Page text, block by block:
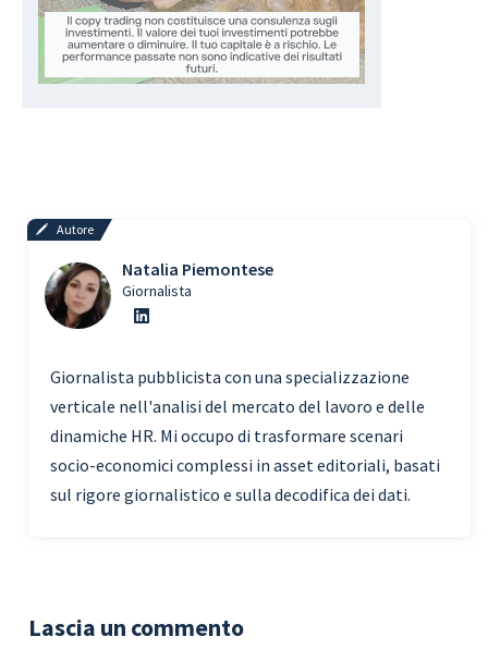
Autore
Natalia Piemontese
Giornalista
Giornalista pubblicista con una specializzazione
verticale nell'analisi del mercato del lavoro e delle
dinamiche HR. Mi occupo di trasformare scenari
socio-economici complessi in asset editoriali, basati
sul rigore giornalistico e sulla decodifica dei dati.
Lascia un commento